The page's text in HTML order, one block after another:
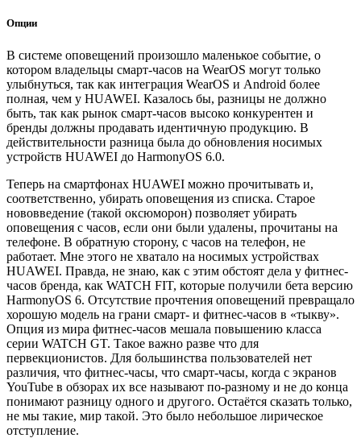
Опции
В системе оповещений произошло маленькое событие, о
котором владельцы смарт-часов на WearOS могут только
улыбнуться, так как интеграция WearOS и Android более
полная, чем у HUAWEI. Казалось бы, разницы не должно
быть, так как рынок смарт-часов высоко конкурентен и
бренды должны продавать идентичную продукцию. В
действительности разница была до обновления носимых
устройств HUAWEI до HarmonyOS 6.0.
Теперь на смартфонах HUAWEI можно прочитывать и,
соответственно, убирать оповещения из списка. Старое
нововведение (такой оксюморон) позволяет убирать
оповещения с часов, если они были удалены, прочитаны на
телефоне. В обратную сторону, с часов на телефон, не
работает. Мне этого не хватало на носимых устройствах
HUAWEI. Правда, не знаю, как с этим обстоят дела у фитнес-
часов бренда, как WATCH FIT, которые получили бета версию
HarmonyOS 6. Отсутствие прочтения оповещений превращало
хорошую модель на грани смарт- и фитнес-часов в «тыкву».
Опция из мира фитнес-часов мешала повышению класса
серии WATCH GT. Такое важно разве что для
первекционистов. Для большинства пользователей нет
различия, что фитнес-часы, что смарт-часы, когда с экранов
YouTube в обзорах их все называют по-разному и не до конца
понимают разницу одного и другого. Остаётся сказать только,
не мы такие, мир такой. Это было небольшое лирическое
отступление.